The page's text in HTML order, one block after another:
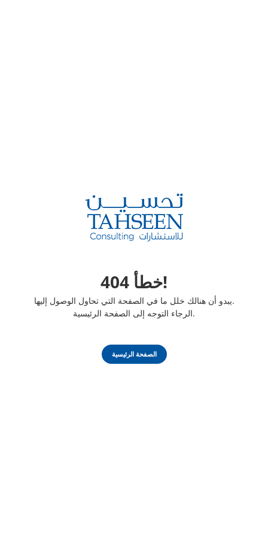
خطأ 404!
يبدو أن هنالك خلل ما في الصفحة التي تحاول الوصول إليها.
الرجاء التوجه إلى الصفحة الرئيسية.
الصفحة الرئيسية